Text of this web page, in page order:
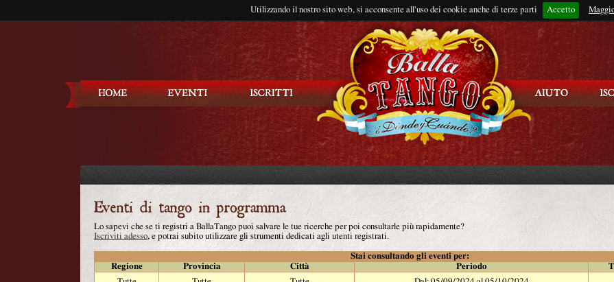
Utilizzando il nostro sito web, si acconsente all'uso dei cookie anche di terze parti Accetto
Rimani
Lo sapevi che se ti registri a BallaTango puoi salvare le tue ricerche per poi consultarle più rapidamente?
Iscriviti adesso, e potrai subito utilizzare gli strumenti dedicati agli utenti registrati.
Stai consultando gli eventi per:
Regione
Provincia Città Periodo